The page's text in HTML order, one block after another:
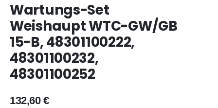
Anfang
Bildergalerie
springen
Wartungs-Set
Weishaupt WTC-GW/GB
15-B, 48301100222,
48301100232,
48301100252
132,60 €